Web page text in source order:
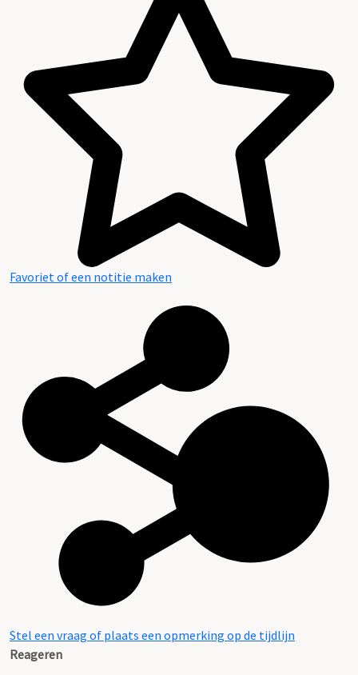
Favoriet of een notitie maken
Stel een vraag of plaats een opmerking op de tijdlijn
Reageren